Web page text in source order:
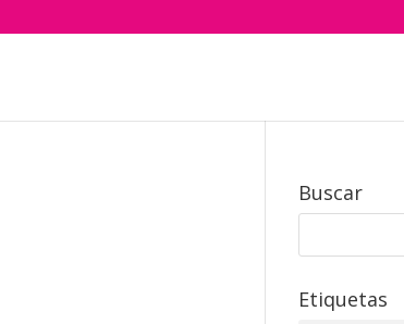
Buscar
Etiquetas